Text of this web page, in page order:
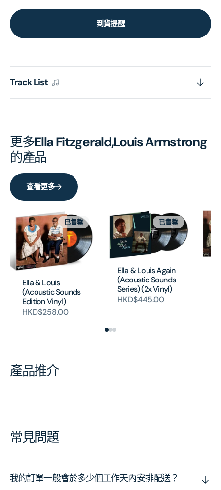
到貨提醒
Track List
更多Ella Fitzgerald,Louis Armstrong
的產品
查看更多
Ella & Louis
(Acoustic Sounds
Edition Vinyl)
HKD$258.00
已售罄
Ella & Louis Again
(Acoustic Sounds
Series) (2x Vinyl)
HKD$445.00
已售罄
產品推介
常見問題
我的訂單一般會於多少個工作天內安排配送？